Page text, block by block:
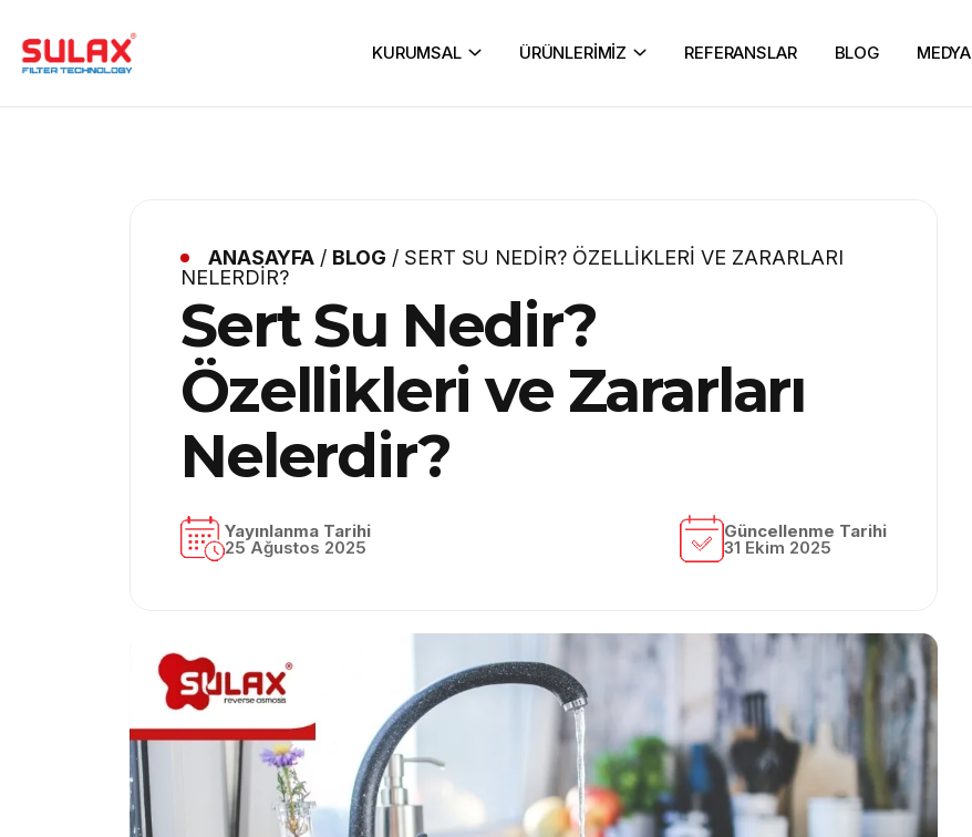
KURUMSAL ÜRÜNLERİMİZ REFERANSLAR BLOG MEDYA
ANASAYFA / BLOG / SERT SU NEDIR? ÖZELLIKLERI VE ZARARLARI
NELERDIR?
Sert Su Nedir?
Özellikleri ve Zararları
Nelerdir?
Yayınlanma Tarihi
25 Ağustos 2025
Güncellenme Tarihi
31 Ekim 2025